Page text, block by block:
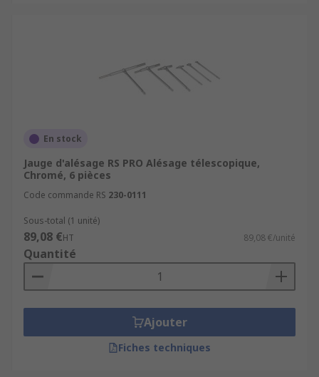
En stock
Jauge d'alésage RS PRO Alésage télescopique,
Chromé, 6 pièces
Code commande RS 230-0111
Sous-total (1 unité)
89,08 €HT 89,08 €/unité
Quantité
Ajouter
Fiches techniques